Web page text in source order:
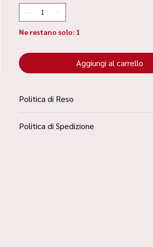
Ne restano solo: 1
Aggiungi al carrello
Politica di Reso
Condizioni”
Politica di Spedizione